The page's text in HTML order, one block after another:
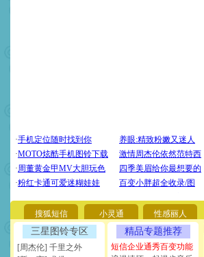
搜狐短信 小灵通 性感丽人
三星图铃专区
[周杰伦] 千里之外
精品专题推荐
短信企业通秀百变功能